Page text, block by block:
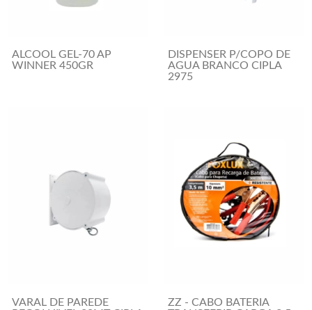
ALCOOL GEL-70 AP
WINNER 450GR
DISPENSER P/COPO DE
AGUA BRANCO CIPLA
2975
VARAL DE PAREDE
ZZ - CABO BATERIA